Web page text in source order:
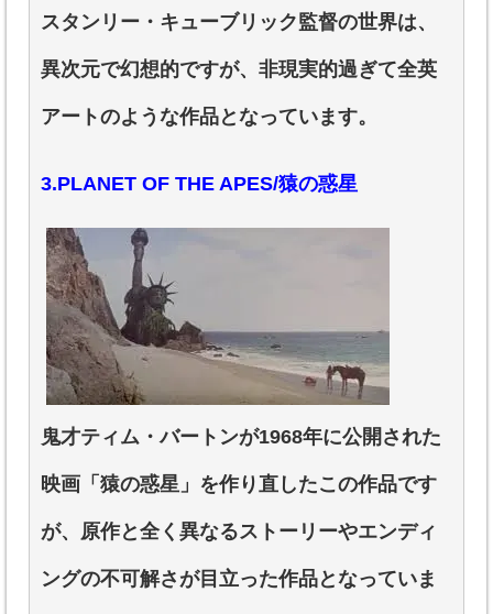
スタンリー・キューブリック監督の世界は、
異次元で幻想的ですが、非現実的過ぎて全英
アートのような作品となっています。
3.PLANET OF THE APES/猿の惑星
鬼才ティム・バートンが1968年に公開された
映画「猿の惑星」を作り直したこの作品です
が、原作と全く異なるストーリーやエンディ
ングの不可解さが目立った作品となっていま